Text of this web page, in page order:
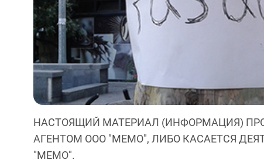
НАСТОЯЩИЙ МАТЕРИАЛ (ИНФОРМАЦИЯ)
АГЕНТОМ ООО "МЕМО", ЛИБО КАСАЕТСЯ
"МЕМО".